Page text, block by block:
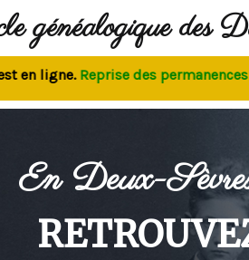
généalogique des
ligne.Reprise des permanences en
En Deux-